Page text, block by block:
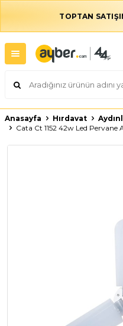
TOPTAN
Anasayfa Hırdavat
Cata Ct 1152 42w Led